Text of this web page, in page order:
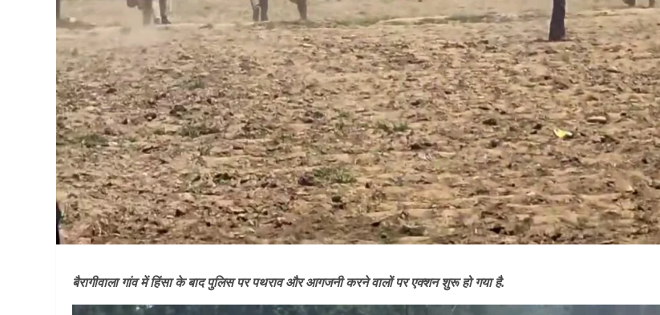
बैरागीवाला गांव में हिंसा के बाद पुलिस पर पथराव और आगजनी करने वालों पर एक्शन शुरू हो गया है.